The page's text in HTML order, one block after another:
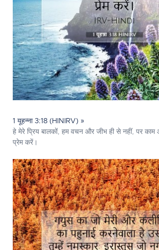
1 यूहन्ना 3:18 (HINIRV) »
हे मेरे प्रिय बालकों, हम वचन और जीभ ही से नहीं, पर काम
प्रेम करें।